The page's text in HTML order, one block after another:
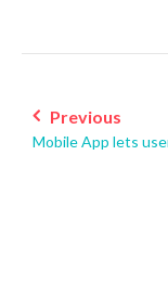
Previous
Mobile App lets